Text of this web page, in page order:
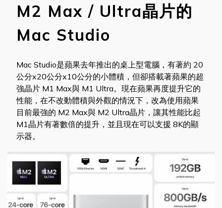
M2 Max / Ultra晶片的
Mac Studio
Mac Studio是蘋果去年推出的桌上型電腦，有著約 20
公分x20公分x10公分的小體積，但卻搭載著蘋果的超
強晶片 M1 Max與 M1 Ultra。現在蘋果再度提升它的
性能，在不改動體積與外觀的情況下，改為使用蘋果
目前最強的 M2 Max與 M2 Ultra晶片，讓其性能比起
M1晶片有著數倍的提升，並且現在可以支援 8K的顯
示器。